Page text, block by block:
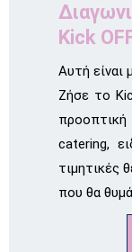
Kick
Αυτή είναι
Ζήσε το
catering,
τιμητικές
που θα